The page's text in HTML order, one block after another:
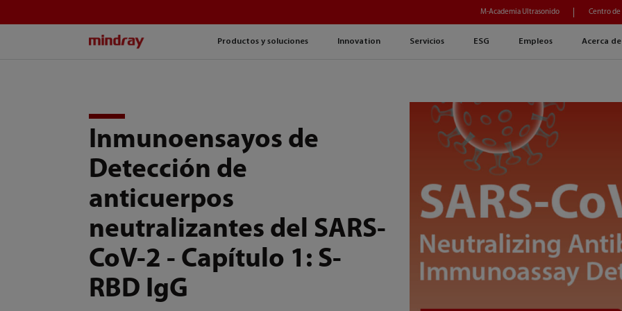
Productos y soluciones Innovation Servicios ESG Empleos Acerca
M-Academia Ultrasonido Centro de
Inmunoensayos de
Detección de
anticuerpos
neutralizantes del SARS-
CoV-2 - Capítulo 1: S-
RBD IgG